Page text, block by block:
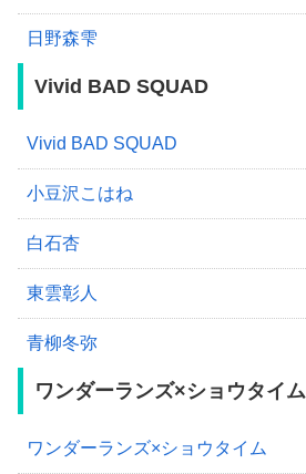
日野森雫
Vivid BAD SQUAD
Vivid BAD SQUAD
小豆沢こはね
白石杏
東雲彰人
青柳冬弥
ワンダーランズ×ショウタイム
ワンダーランズ×ショウタイム